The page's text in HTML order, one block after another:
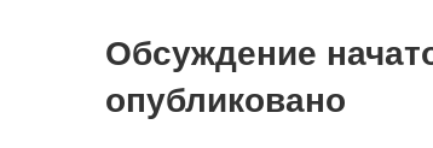
Обсуждение
опубликовано